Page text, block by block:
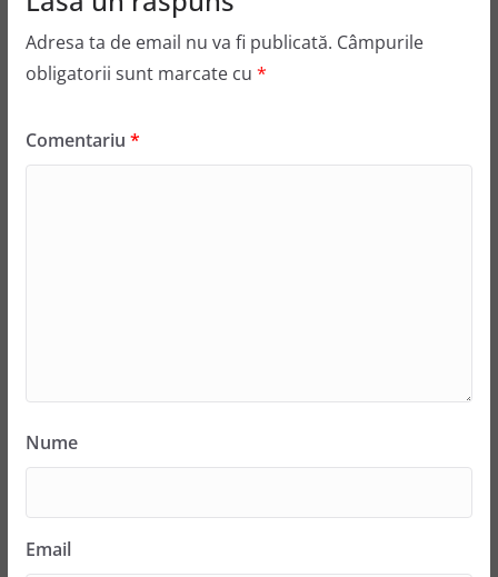
Adresa ta de email nu va fi publicată. Câmpurile
obligatorii sunt marcate cu *
Comentariu *
Nume
Email